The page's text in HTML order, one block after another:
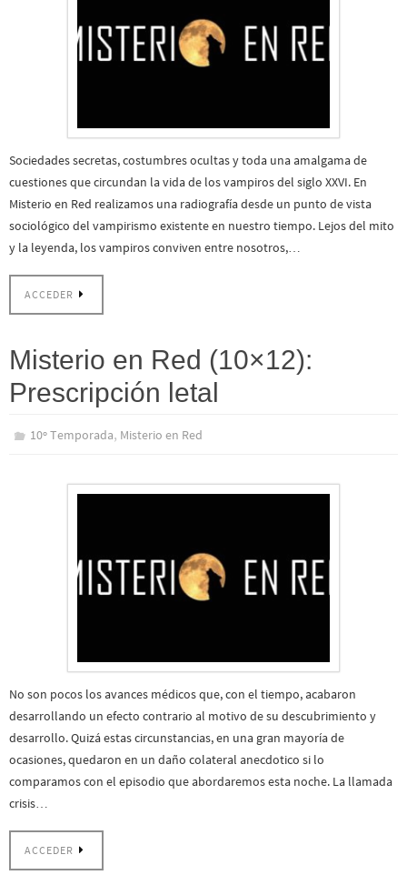
Sociedades secretas, costumbres ocultas y toda una amalgama de
cuestiones que circundan la vida de los vampiros del siglo XXVI. En
Misterio en Red realizamos una radiografía desde un punto de vista
sociológico del vampirismo existente en nuestro tiempo. Lejos del mito
y la leyenda, los vampiros conviven entre nosotros,…
ACCEDER
Misterio en Red (10×12):
Prescripción letal
10º Temporada, Misterio en Red
No son pocos los avances médicos que, con el tiempo, acabaron
desarrollando un efecto contrario al motivo de su descubrimiento y
desarrollo. Quizá estas circunstancias, en una gran mayoría de
ocasiones, quedaron en un daño colateral anecdotico si lo
comparamos con el episodio que abordaremos esta noche. La llamada
crisis…
ACCEDER